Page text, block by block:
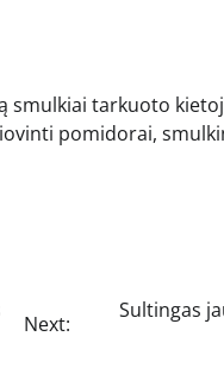
smulkiai tarkuoto
pomidorai,
Next:
Sultingas